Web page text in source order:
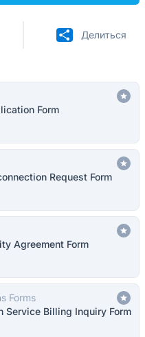
Делиться
Form
Request Form
Agreement Form
Forms
Service Billing Inquiry Form